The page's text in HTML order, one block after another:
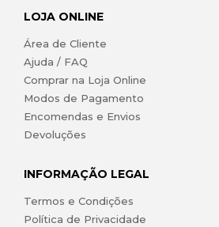
LOJA ONLINE
Área de Cliente
Ajuda / FAQ
Comprar na Loja Online
Modos de Pagamento
Encomendas e Envios
Devoluções
INFORMAÇÃO LEGAL
Termos e Condições
Política de Privacidade